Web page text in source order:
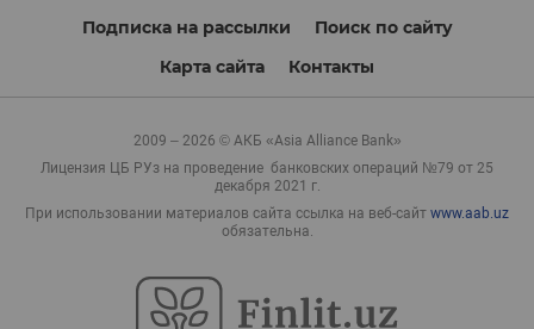
Подписка на рассылки
Поиск по сайту
Карта сайта
Контакты
2009 – 2026 © АКБ «Asia Alliance Bank»
Лицензия ЦБ РУз на проведение банковских операций №79 от 25
декабря 2021 г.
При использовании материалов сайта ссылка на веб-сайт www.aab.uz
обязательна.